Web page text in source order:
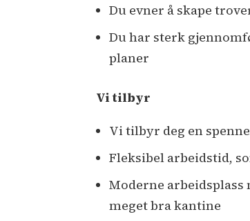
Du evner å skape
Du har sterk
planer
Vi tilbyr
Vi tilbyr deg en
Fleksibel arbeidstid,
Moderne
meget bra kantine